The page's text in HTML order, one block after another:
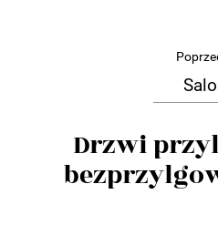
Drzwi